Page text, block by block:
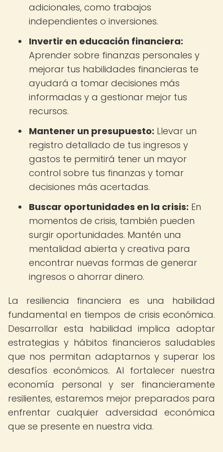
adicionales, como trabajos
independientes o inversiones.
Invertir en educación financiera:
Aprender sobre finanzas personales y
mejorar tus habilidades financieras te
ayudará a tomar decisiones más
informadas y a gestionar mejor tus
recursos.
Mantener un presupuesto: Llevar un
registro detallado de tus ingresos y
gastos te permitirá tener un mayor
control sobre tus finanzas y tomar
decisiones más acertadas.
Buscar oportunidades en la crisis: En
momentos de crisis, también pueden
surgir oportunidades. Mantén una
mentalidad abierta y creativa para
encontrar nuevas formas de generar
ingresos o ahorrar dinero.
La resiliencia financiera es una habilidad
fundamental en tiempos de crisis económica.
Desarrollar esta habilidad implica adoptar
estrategias y hábitos financieros saludables
que nos permitan adaptarnos y superar los
desafíos económicos. Al fortalecer nuestra
economía personal y ser financieramente
resilientes, estaremos mejor preparados para
enfrentar cualquier adversidad económica
que se presente en nuestra vida.